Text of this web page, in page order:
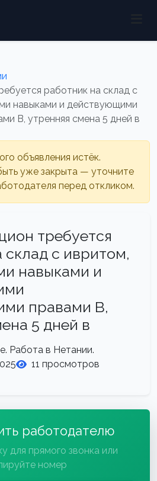
работник на склад с
навыками и действующими
B, утренняя смена 5 дней в
объявления истёк.
уже закрыта — уточните
перед откликом.
требуется
склад с ивритом,
навыками и
правами B,
5 дней в
Работа в Нетании.
11 просмотров
работодателю
для прямого звонка или
номер